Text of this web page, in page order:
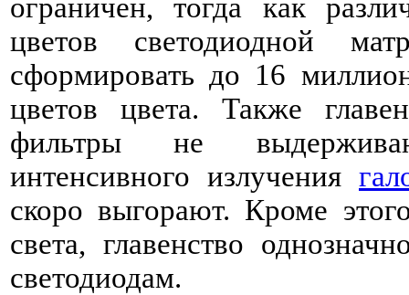
ограничен, тогда как
цветов светодиодной
сформировать до 16
цветов цвета. Также
фильтры не
интенсивного излучения
скоро выгорают. Кроме
света, главенство
светодиодам.